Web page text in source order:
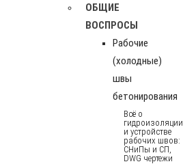
ОБЩИЕ
ВОСПРОСЫ
Рабочие
(холодные)
швы
бетонирования
Всё о
гидроизоляции
и устройстве
рабочих швов:
СНиПы и СП,
DWG чертежи